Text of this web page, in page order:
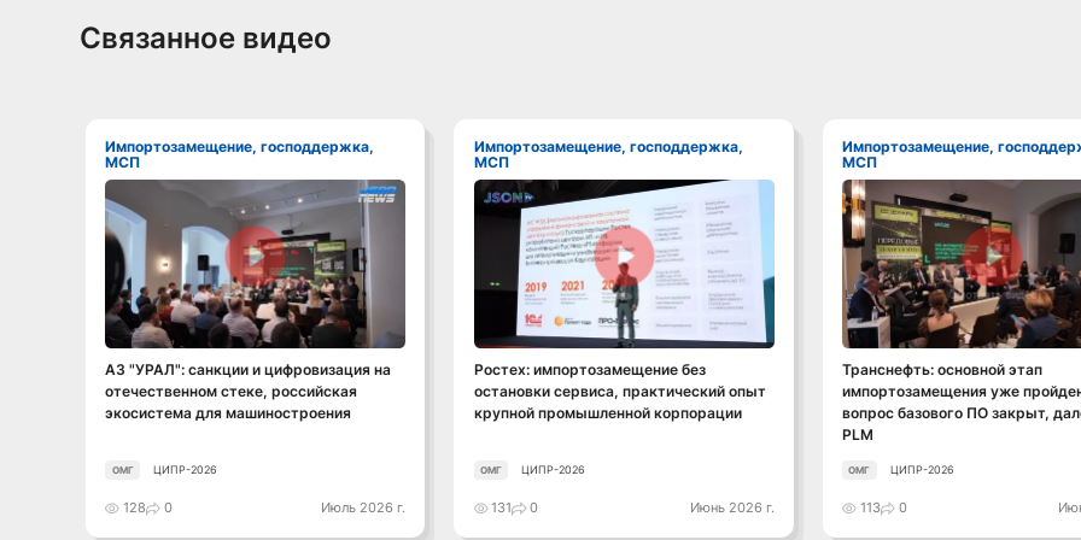
Связанное видео
Импортозамещение, господдержка,
МСП
Смотреть видео
АЗ "УРАЛ": санкции и цифровизация на
отечественном стеке, российская
экосистема для машиностроения
ОМГ ЦИПР-2026
128 0 Июль 2026 г.
Импортозамещение, господдержка,
МСП
Смотреть видео
Ростех: импортозамещение без
остановки сервиса, практический опыт
крупной промышленной корпорации
ОМГ ЦИПР-2026
131 0 Июнь 2026 г.
Импортозамещение, господдержка,
МСП
Смотреть видео
Транснефть: основной этап
импортозамещения уже
вопрос базового ПО закрыт,
PLM
ОМГ ЦИПР-2026
113 0